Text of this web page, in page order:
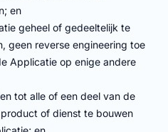
en
geheel of gedeeltelijk te
geen reverse engineering toe
Applicatie op enige andere
tot alle of een deel van de
of dienst te bouwen